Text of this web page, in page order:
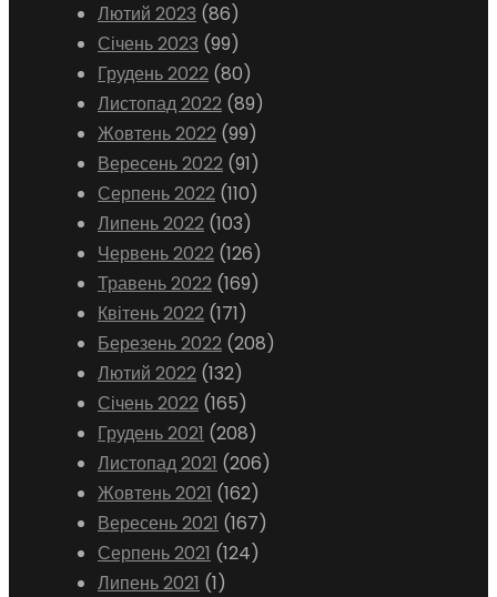
Лютий 2023 (86)
Січень 2023 (99)
Грудень 2022 (80)
Листопад 2022 (89)
Жовтень 2022 (99)
Вересень 2022 (91)
Серпень 2022 (110)
Липень 2022 (103)
Червень 2022 (126)
Травень 2022 (169)
Квітень 2022 (171)
Березень 2022 (208)
Лютий 2022 (132)
Січень 2022 (165)
Грудень 2021 (208)
Листопад 2021 (206)
Жовтень 2021 (162)
Вересень 2021 (167)
Серпень 2021 (124)
Липень 2021 (1)